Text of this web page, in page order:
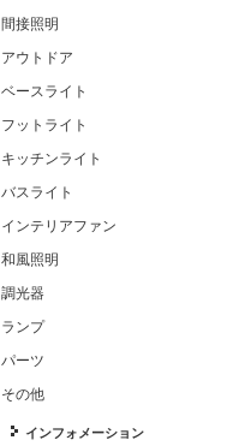
間接照明
アウトドア
ベースライト
フットライト
キッチンライト
バスライト
インテリアファン
和風照明
調光器
ランプ
パーツ
その他
インフォメーション